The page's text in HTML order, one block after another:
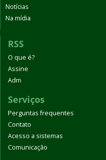
Notícias
Na mídia
RSS
O que é?
Assine
Adm
Serviços
Perguntas frequentes
Contato
Acesso a sistemas
Comunicação